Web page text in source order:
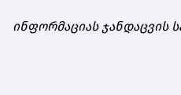
ინფორმაციას ჯანდაცვის